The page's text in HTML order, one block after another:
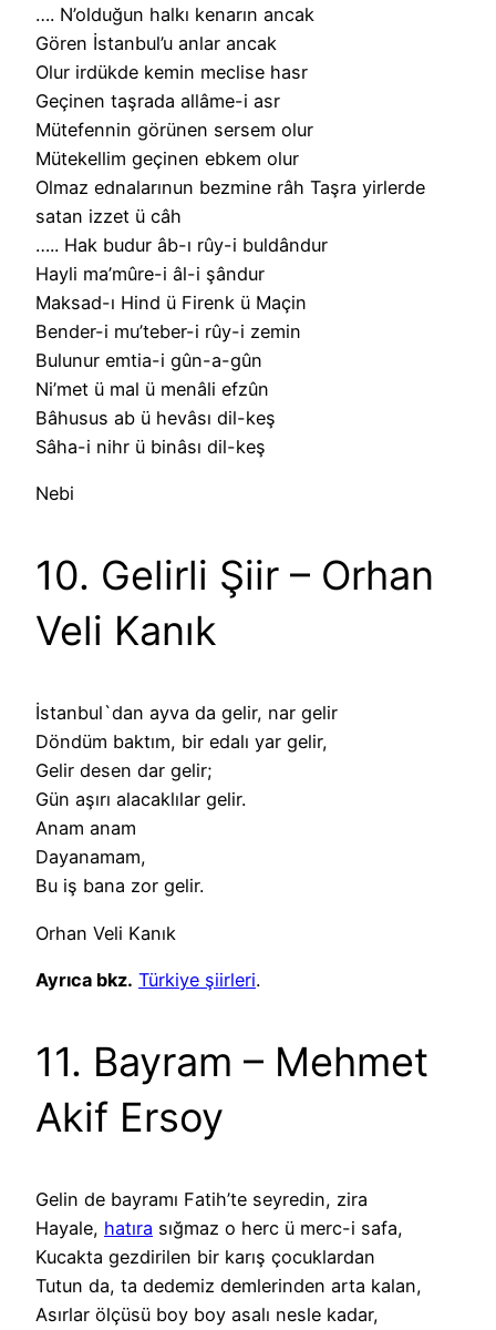
…. N’olduğun halkı kenarın ancak
Gören İstanbul’u anlar ancak
Olur irdükde kemin meclise hasr
Geçinen taşrada allâme-i asr
Mütefennin görünen sersem olur
Mütekellim geçinen ebkem olur
Olmaz ednalarınun bezmine râh Taşra yirlerde
satan izzet ü câh
….. Hak budur âb-ı rûy-i buldândur
Hayli ma’mûre-i âl-i şândur
Maksad-ı Hind ü Firenk ü Maçin
Bender-i mu’teber-i rûy-i zemin
Bulunur emtia-i gûn-a-gûn
Ni’met ü mal ü menâli efzûn
Bâhusus ab ü hevâsı dil-keş
Sâha-i nihr ü binâsı dil-keş
Nebi
10. Gelirli Şiir – Orhan
Veli Kanık
İstanbul`dan ayva da gelir, nar gelir
Döndüm baktım, bir edalı yar gelir,
Gelir desen dar gelir;
Gün aşırı alacaklılar gelir.
Anam anam
Dayanamam,
Bu iş bana zor gelir.
Orhan Veli Kanık
Ayrıca bkz. Türkiye şiirleri.
11. Bayram – Mehmet
Akif Ersoy
Gelin de bayramı Fatih’te seyredin, zira
Hayale, hatıra sığmaz o herc ü merc-i safa,
Kucakta gezdirilen bir karış çocuklardan
Tutun da, ta dedemiz demlerinden arta kalan,
Asırlar ölçüsü boy boy asalı nesle kadar,